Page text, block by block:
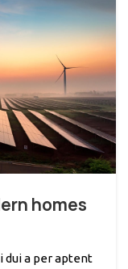
homes
dui a per aptent